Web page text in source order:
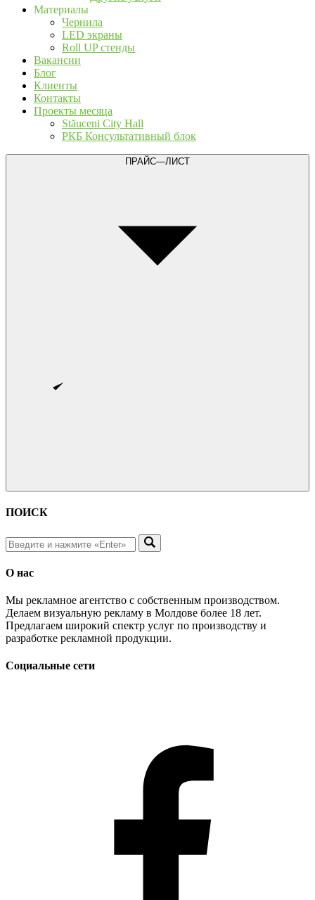
Материалы
Чернила
LED экраны
Roll UP стенды
Вакансии
Блог
Клиенты
Контакты
Проекты месяца
Stăuceni City Hall
РКБ Консультативный блок
ПРАЙС—ЛИСТ
ПОИСК
О нас
Мы рекламное агентство с собственным производством.
Делаем визуальную рекламу в Молдове более 18 лет.
Предлагаем широкий спектр услуг по производству и
разработке рекламной продукции.
Социальные сети